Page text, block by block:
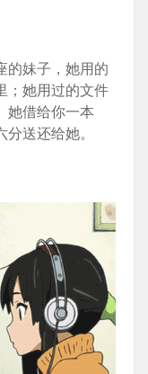
的妹子，她用的
；她用过的文件
她借给你一本
送还给她。